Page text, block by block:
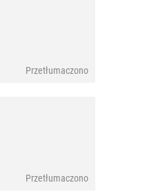
Przetłumaczono
Przetłumaczono